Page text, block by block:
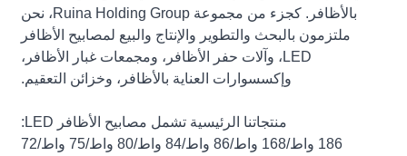
بالأظافر. كجزء من مجموعة Ruina Holding Group، نحن
ملتزمون بالبحث والتطوير والإنتاج والبيع لمصابيح الأظافر
LED، وآلات حفر الأظافر، ومجمعات غبار الأظافر،
وإكسسوارات العناية بالأظافر، وخزائن التعقيم.
منتجاتنا الرئيسية تشمل مصابيح الأظافر LED:
186 واط/168 واط/86 واط/84 واط/80 واط/75 واط/72